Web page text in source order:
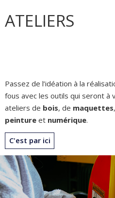
ATELIERS
Passez de l’idéation à la
fous avec les outils qui seront à
ateliers de bois, de maquettes
peinture et numérique.
C'est par ici